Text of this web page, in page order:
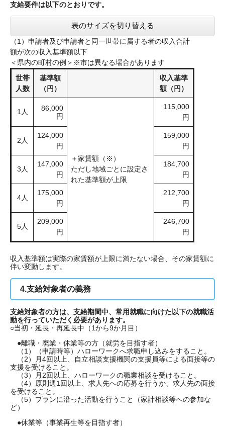
支給要件は以下のとおりです。
表のサイズを切り替える
（1）申請者及び申請者と同一世帯に属する者の収入合計
額が次の収入基準額以下
​＜県内の町村の例＞※市は異なる場合があります
世帯
人数
基準額
（円）
収入基準
額（円）
1人
86,000
円
＋家賃額（※）
ただし地域ごとに設定さ
れた基準額が上限
115,000
円
2人
124,000
円
159,000
円
3人
147,000
円
184,700
円
4人
175,000
円
212,700
円
5人
209,000
円
246,700
円
収入基準額は実際の家賃額が上限に満たない場合、その家賃額に
伴い変動します。
4.支給対象者の義務
支給対象者の方は、支給期間中、常用就職に向けた以下の就職活
動を行っていただく必要があります。
○当初・延長・再延長中（1から9か月目）
●離職・廃業・休業等の方（就労を目指す者）
（1）（申請時等）ハローワークへ求職申し込みをすること。
（2）月4回以上、自立相談支援機関の支援員等による面接等の
支援を受けること。
（3）月2回以上、ハローワークの職業相談を受けること。
（4）原則週1回以上、求人先への応募を行うか、求人先の面接
を受けること。
（5）プランに沿った活動を行うこと（家計相談等への参加な
ど）
●休業等（事業再生等を目指す者）